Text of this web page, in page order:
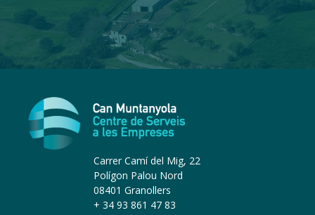
Carrer Camí del Mig, 22
Polígon Palou Nord
08401 Granollers
+ 34 93 861 47 83